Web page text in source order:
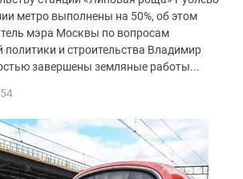
метро выполнены на 50%, об этом
мэра Москвы по вопросам
политики и строительства Владимир
завершены земляные работы...